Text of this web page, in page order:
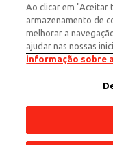
Politica de Cookies
Política de Privacidade Dados
Responsabilidade Social
Este site é protegido pelo
da
Ao clicar em "Aceitar
armazenamento de
melhorar a
ajudar nas nossas
informação sobre